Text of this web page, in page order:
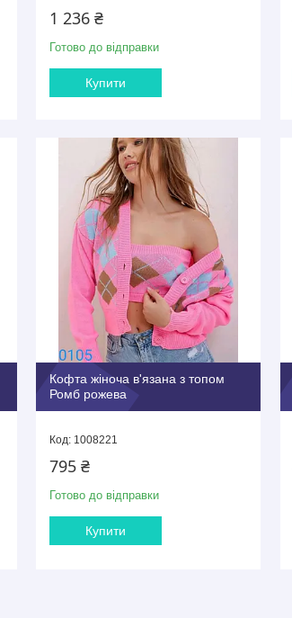
1 236 ₴
Готово до відправки
Купити
Кофта жіноча в'язана з топом
Ромб рожева
1008221
795 ₴
Готово до відправки
Купити